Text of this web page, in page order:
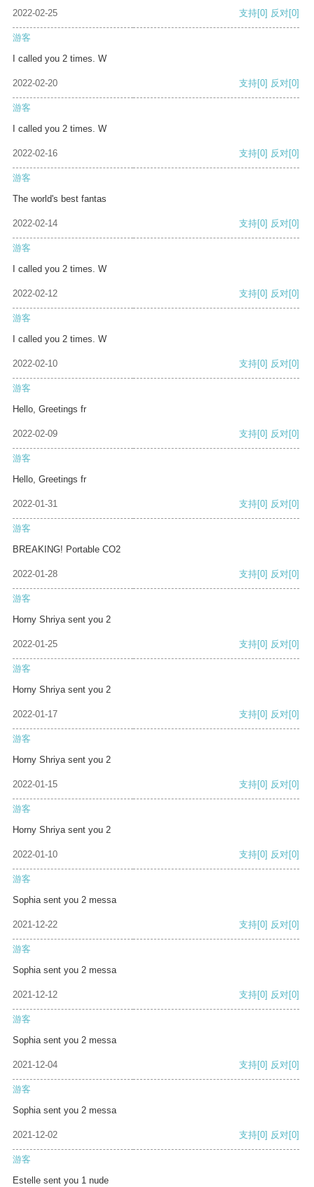
2022-02-25 支持[0] 反对[0]
游客
I called you 2 times. W
2022-02-20 支持[0] 反对[0]
游客
I called you 2 times. W
2022-02-16 支持[0] 反对[0]
游客
The world's best fantas
2022-02-14 支持[0] 反对[0]
游客
I called you 2 times. W
2022-02-12 支持[0] 反对[0]
游客
I called you 2 times. W
2022-02-10 支持[0] 反对[0]
游客
Hello, Greetings fr
2022-02-09 支持[0] 反对[0]
游客
Hello, Greetings fr
2022-01-31 支持[0] 反对[0]
游客
BREAKING! Portable CO2
2022-01-28 支持[0] 反对[0]
游客
Horny Shriya sent you 2
2022-01-25 支持[0] 反对[0]
游客
Horny Shriya sent you 2
2022-01-17 支持[0] 反对[0]
游客
Horny Shriya sent you 2
2022-01-15 支持[0] 反对[0]
游客
Horny Shriya sent you 2
2022-01-10 支持[0] 反对[0]
游客
Sophia sent you 2 messa
2021-12-22 支持[0] 反对[0]
游客
Sophia sent you 2 messa
2021-12-12 支持[0] 反对[0]
游客
Sophia sent you 2 messa
2021-12-04 支持[0] 反对[0]
游客
Sophia sent you 2 messa
2021-12-02 支持[0] 反对[0]
游客
Estelle sent you 1 nude